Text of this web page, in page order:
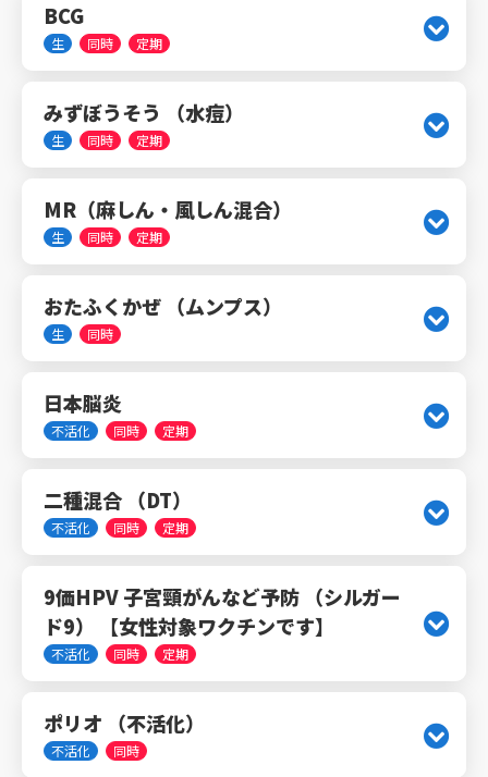
BCG
生 同時 定期
みずぼうそう （水痘）
生 同時 定期
MR（麻しん・風しん混合）
生 同時 定期
おたふくかぜ （ムンプス）
生 同時
日本脳炎
不活化 同時 定期
二種混合 （DT）
不活化 同時 定期
9価HPV 子宮頸がんなど予防 （シルガー
ド9） 【女性対象ワクチンです】
不活化 同時 定期
ポリオ （不活化）
不活化 同時